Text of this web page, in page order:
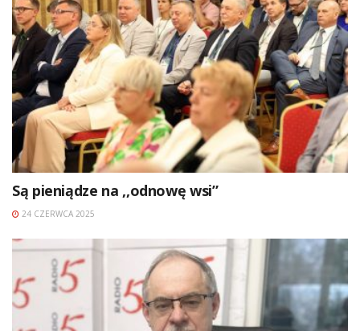
Są pieniądze na ,,odnowę wsi”
24 CZERWCA 2025